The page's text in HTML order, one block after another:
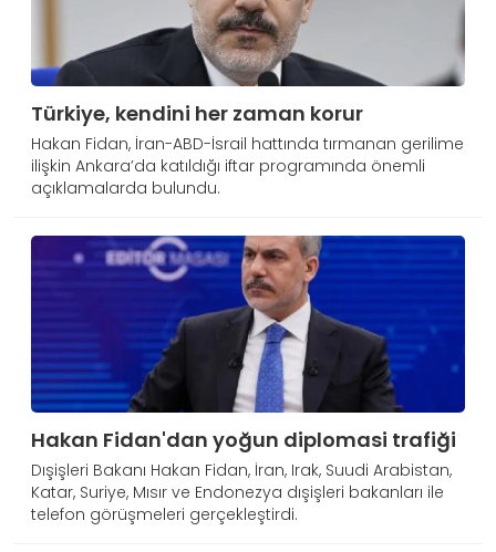
Türkiye, kendini her zaman korur
Hakan Fidan, İran-ABD-İsrail hattında tırmanan gerilime
ilişkin Ankara’da katıldığı iftar programında önemli
açıklamalarda bulundu.
Hakan Fidan'dan yoğun diplomasi trafiği
Dışişleri Bakanı Hakan Fidan, İran, Irak, Suudi Arabistan,
Katar, Suriye, Mısır ve Endonezya dışişleri bakanları ile
telefon görüşmeleri gerçekleştirdi.